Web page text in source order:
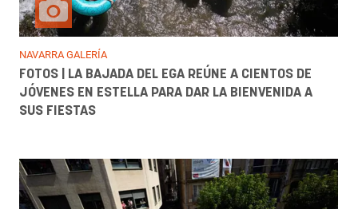
NAVARRA GALERÍA
FOTOS | LA BAJADA DEL EGA REÚNE A CIENTOS DE
JÓVENES EN ESTELLA PARA DAR LA BIENVENIDA A
SUS FIESTAS